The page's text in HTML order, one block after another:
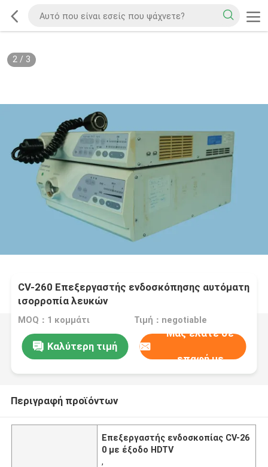
2/ 3
CV-260 Επεξεργαστής ενδοσκόπησης αυτόματη
ισορροπία λευκών
MOQ：1 κομμάτι Τιμή：negotiable
Καλύτερη τιμή
Μας ελάτε σε
επαφή με
Περιγραφή προϊόντων
Επεξεργαστής ενδοσκοπίας CV-26
0 με έξοδο HDTV
,